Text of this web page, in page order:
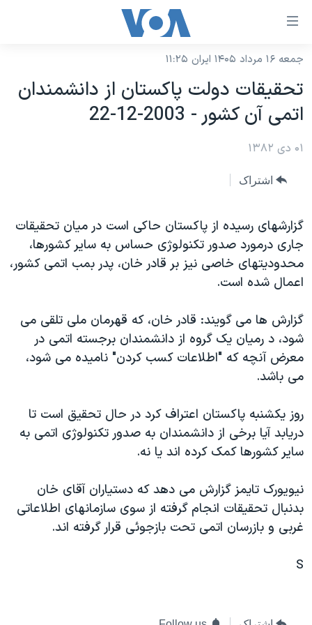
لینکهای
دسترسی
جهش
به
محتوای
اصلی
جهش
اصلی
جهش
جستجو
نسخه سبک وب‌سایت
موضوع ها
ایران
آمریکا
ورزشی
گزیده‌ها
ویژه برنامه‌ها
فرهنگ و زندگی
حقوق شهروندی
اقتصادی
اسرائیل در جنگ
گالری عکس
برنامه های تلویزیونی
جدول برنامه ها
جام جهانی ۲۰۲۶
عملیات خشم حماسی
۲۵۰سالگی آمریکا
مستندها
انتخابات ریاست جمهوری آمریکا ۲۰۲۴
حمله جمهوری اسلامی به اسرائیل
ورزش زنان در ایران
اعتراضات زن، زندگی، آزادی
تریبونال مردمی آبان ۹۸
دادگاه حمید نوری
فرکانس‌های صدای آمریکا
پخش رادیویی
یادگیری زبان انگلیسی
دنبال کنید
زبانهای مختلف
جمعه ۱۶ مرداد ۱۴۰۵ ایران ۱۱:۲۵
تحقيقات دولت پاکستان از دانشمندان
اتمی آن کشور - 2003-12-22
۰۱ دی ۱۳۸۲
اشتراک
گزارشهای رسيده از پاکستان حاکی است در ميان تحقيقات
جاری درمورد صدور تکنولوژی حساس به ساير کشورها،
محدوديتهای خاصی نيز بر قادر خان، پدر بمب اتمی کشور،
اعمال شده است.
گزارش ها می گويند: قادر خان، که قهرمان ملی تلقی می
شود، د رميان يک گروه از دانشمندان برجسته اتمی در
معرض آنچه که "اطلاعات کسب کردن" ناميده می شود،
می باشد.
روز يکشنبه پاکستان اعتراف کرد در حال تحقيق است تا
دريابد آيا برخی از دانشمندان به صدور تکنولوژی اتمی به
ساير کشورها کمک کرده اند يا نه.
نيويورک تايمز گزارش می دهد که دستياران آقای خان
بدنبال تحقيقات انجام گرفته از سوی سازمانهای اطلاعاتی
غربی و بازرسان اتمی تحت بازجوئی قرار گرفته اند.
S